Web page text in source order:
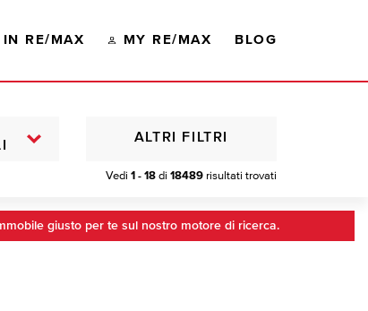
IN RE/MAX MY RE/MAX BLOG
Vedi 1 - 18 di 18489 risultati trovati
ALTRI FILTRI
giusto per te sul nostro motore di ricerca.